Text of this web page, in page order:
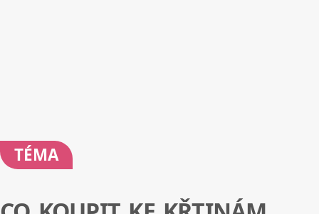
TÉMA